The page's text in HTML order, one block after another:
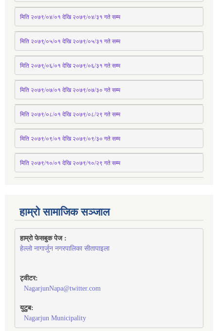
मिति २०७९/०४/०१ देखि २०७९/०४/३१ गते सम्म
मिति २०७९्/०५/०१ देखि २०७९/०५/३१ गते सम्म
मिति २०७९्/०६/०१ देखि २०७९/०६/३१ गते सम्म
मिति २०७९/०७/०१ देखि २०७९/०७/३० गते सम्म
मिति २०७९/०८/०१ देखि २०७९/०८/२९ गते सम्म
मिति २०७९/०९/०१ देखि २०७९/०९/३० गते सम्म
मिति २०७९/१०/०१ देखि २०७९/१०/२९ गते सम्म
हाम्रो सामाजिक सञ्जाल
हाम्रो फेसबुक पेज :
हेल्लो नागार्जुन नगरपालिका सीतापाइला
ट्वीटर:
NagarjunNapa@twitter.com
युटुब:
Nagarjun Municipality